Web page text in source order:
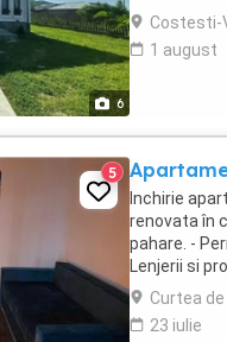
6
poate
Costesti-
1 august
5
Inchirie
renovata în
pahare. -
Lenjerii si
Curtea
23 iulie